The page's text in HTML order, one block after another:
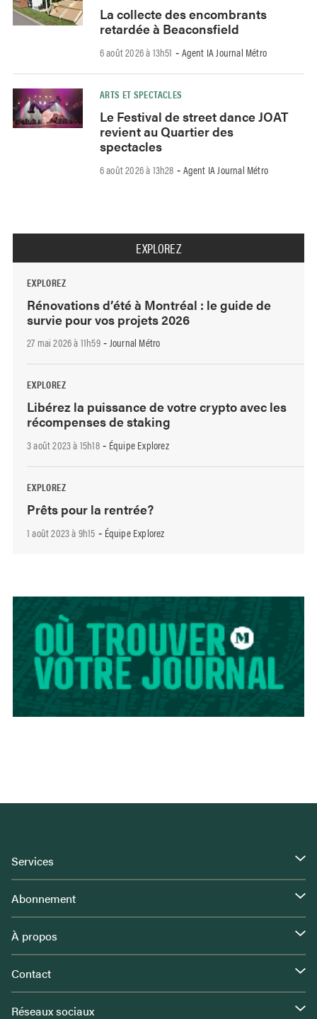
La collecte des encombrants
retardée à Beaconsfield
6 août 2026 à 13h51 - Agent IA Journal Métro
ARTS ET SPECTACLES
Le Festival de street dance JOAT
revient au Quartier des
spectacles
6 août 2026 à 13h28 - Agent IA Journal Métro
EXPLOREZ
EXPLOREZ
Rénovations d’été à Montréal : le guide de
survie pour vos projets 2026
27 mai 2026 à 11h59- Journal Métro
EXPLOREZ
Libérez la puissance de votre crypto avec les
récompenses de staking
3 août 2023 à 15h18- Équipe Explorez
EXPLOREZ
Prêts pour la rentrée?
1 août 2023 à 9h15 - Équipe Explorez
Services
Abonnement
À propos
Contact
Réseaux sociaux